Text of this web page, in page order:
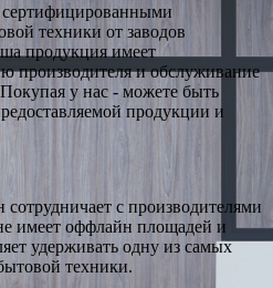
техники от заводов
продукция имеет
производителя и обслуживание
у нас - можете быть
продукции и
с производителями
имеет оффлайн площадей и
удерживать одну из самых
техники.